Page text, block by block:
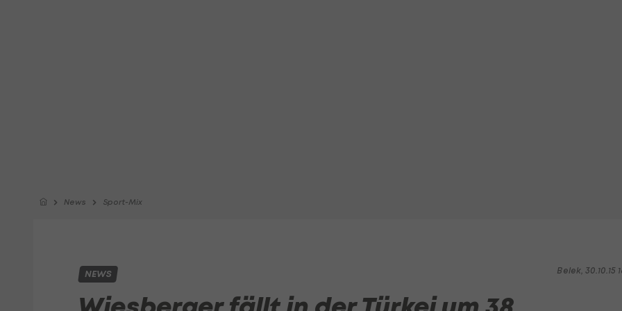
News Sport-Mix
Belek, 30.10.15
NEWS